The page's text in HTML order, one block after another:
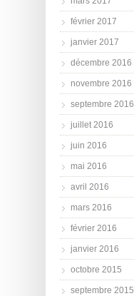
février 2017
janvier 2017
décembre 2016
novembre 2016
septembre 2016
juillet 2016
juin 2016
mai 2016
avril 2016
mars 2016
février 2016
janvier 2016
octobre 2015
septembre 2015